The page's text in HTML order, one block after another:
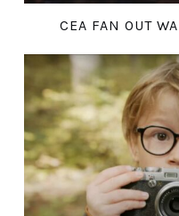
CEA FAN OUT